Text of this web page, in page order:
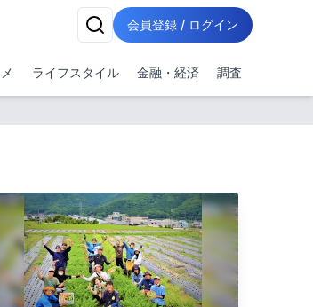
会員登録 / ログイン
ライフスタイル 金融・経済 調査